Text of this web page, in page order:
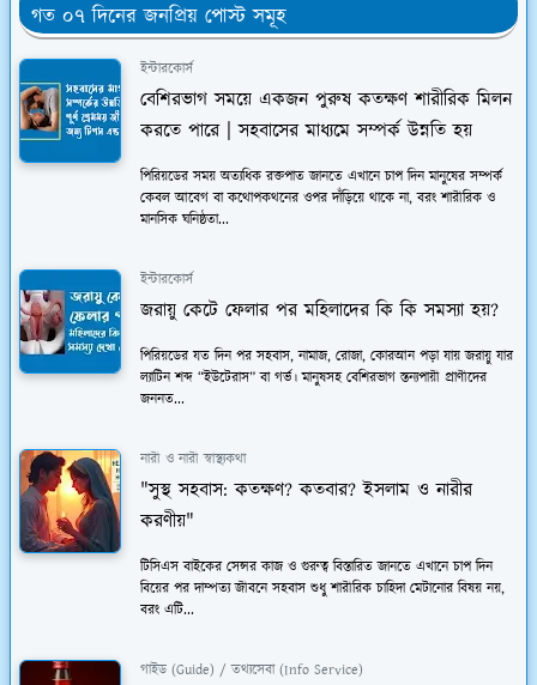
গত ০৭ দিনের জনপ্রিয় পোস্ট সমূহ
ইন্টারকোর্স
বেশিরভাগ সময়ে একজন পুরুষ কতক্ষণ শারীরিক মিলন
করতে পারে | সহবাসের মাধ্যমে সম্পর্ক উন্নতি হয়
পিরিয়ডের সময় অত্যধিক রক্তপাত জানতে এখানে চাপ দিন মানুষের সম্পর্ক
কেবল আবেগ বা কথোপকথনের ওপর দাঁড়িয়ে থাকে না, বরং শারীরিক ও
মানসিক ঘনিষ্ঠতা...
ইন্টারকোর্স
জরায়ু কেটে ফেলার পর মহিলাদের কি কি সমস্যা হয়?
পিরিয়ডের যত দিন পর সহবাস, নামাজ, রোজা, কোরআন পড়া যায় জরায়ু যার
ল্যাটিন শব্দ “ইউটেরাস” বা গর্ভ। মানুষসহ বেশিরভাগ স্তন্যপায়ী প্রাণীদের
জননত...
নারী ও নারী স্বাস্থ্যকথা
"সুস্থ সহবাস: কতক্ষণ? কতবার? ইসলাম ও নারীর
করণীয়"
টিসিএস বাইকের সেন্সর কাজ ও গুরুত্ব বিস্তারিত জানতে এখানে চাপ দিন
বিয়ের পর দাম্পত্য জীবনে সহবাস শুধু শারীরিক চাহিদা মেটানোর বিষয় নয়,
বরং এটি...
গাইড (Guide) / তথ্যসেবা (Info Service)